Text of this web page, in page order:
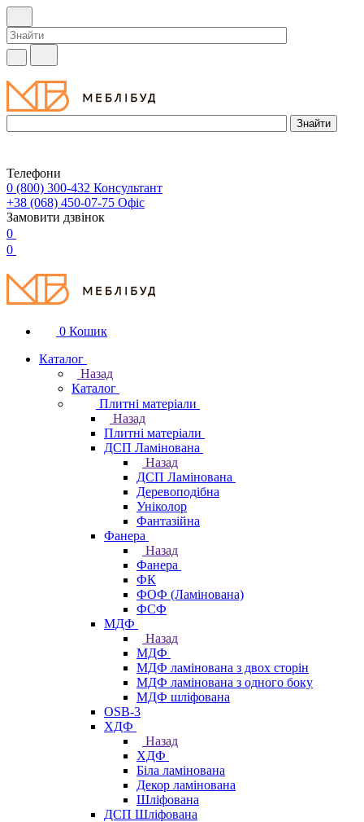
Телефони
0 (800) 300-432 Консультант
+38 (068) 450-07-75 Офіс
Замовити дзвінок
0
0
0 Кошик
Каталог
Назад
Каталог
Плитні матеріали
Назад
Плитні матеріали
ДСП Ламінована
Назад
ДСП Ламінована
Деревоподібна
Уніколор
Фантазійна
Фанера
Назад
Фанера
ФК
ФОФ (Ламінована)
ФСФ
МДФ
Назад
МДФ
МДФ ламінована з двох сторін
МДФ ламінована з одного боку
МДФ шліфована
OSB-3
ХДФ
Назад
ХДФ
Біла ламінована
Декор ламінована
Шліфована
ДСП Шліфована